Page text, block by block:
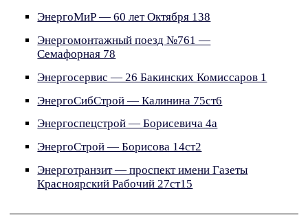
ЭнергоМиР — 60 лет Октября 138
Энергомонтажный поезд №761 —
Семафорная 78
Энергосервис — 26 Бакинских Комиссаров 1
ЭнергоСибСтрой — Калинина 75ст6
Энергоспецстрой — Борисевича 4а
ЭнергоСтрой — Борисова 14ст2
Энерготранзит — проспект имени Газеты
Красноярский Рабочий 27ст15